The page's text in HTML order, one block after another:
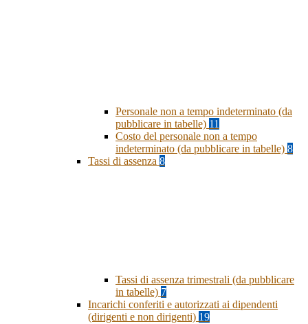
Personale non a tempo indeterminato (da
pubblicare in tabelle) 11
Costo del personale non a tempo
indeterminato (da pubblicare in tabelle) 8
Tassi di assenza 8
Tassi di assenza trimestrali (da pubblicare
in tabelle) 7
Incarichi conferiti e autorizzati ai dipendenti
(dirigenti e non dirigenti) 19